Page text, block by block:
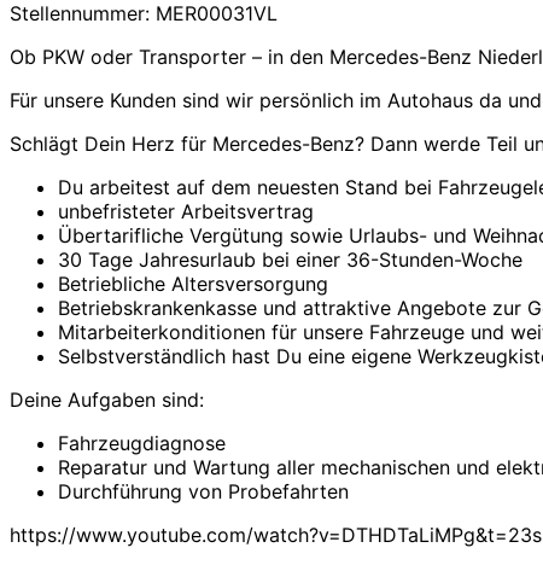
Stellennummer: MER00031VL
Ob PKW oder Transporter – in den Mercedes-Benz
Für unsere Kunden sind wir persönlich im Autohaus da
Schlägt Dein Herz für Mercedes-Benz? Dann werde Teil
Du arbeitest auf dem neuesten Stand bei
unbefristeter Arbeitsvertrag
Übertarifliche Vergütung sowie Urlaubs- und
30 Tage Jahresurlaub bei einer 36-Stunden-Woche
Betriebliche Altersversorgung
Betriebskrankenkasse und attraktive Angebote zur
Mitarbeiterkonditionen für unsere Fahrzeuge und
Selbstverständlich hast Du eine eigene
Deine Aufgaben sind:
Fahrzeugdiagnose
Reparatur und Wartung aller mechanischen und
Durchführung von Probefahrten
https://www.youtube.com/watch?v=DTHDTaLiMPg&t=23s